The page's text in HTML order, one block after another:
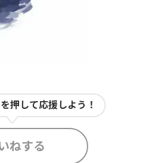
を押して応援しよう！
ねする